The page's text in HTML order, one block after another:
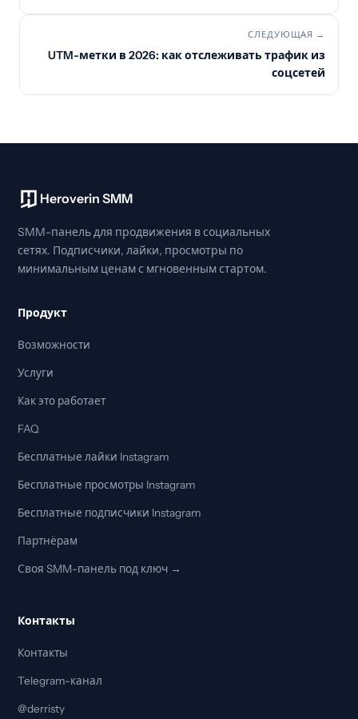
СЛЕДУЮЩАЯ →
UTM-метки в 2026: как отслеживать трафик из
соцсетей
Heroverin SMM
SMM-панель для продвижения в социальных
сетях. Подписчики, лайки, просмотры по
минимальным ценам с мгновенным стартом.
Продукт
Возможности
Услуги
Как это работает
FAQ
Бесплатные лайки Instagram
Бесплатные просмотры Instagram
Бесплатные подписчики Instagram
Партнёрам
Своя SMM-панель под ключ →
Контакты
Контакты
Telegram-канал
@derristy